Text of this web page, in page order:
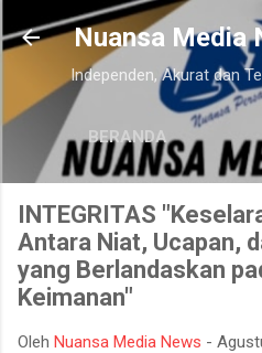
Langsung ke
Nuansa Media
Independen, Akurat dan
BERANDA
INTEGRITAS
Antara Niat, Ucapan,
yang Berlandaskan
Keimanan"
Oleh Nuansa Media News -